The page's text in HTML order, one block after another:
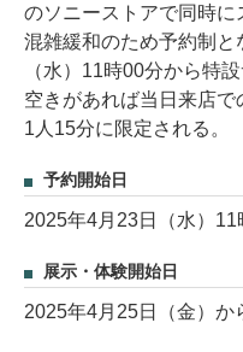
のソニーストアで同時
混雑緩和のため予約制と
（水）11時00分から特
空きがあれば当日来店
1人15分に限定される。
予約開始日
2025年4月23日（水）11
展示・体験開始日
2025年4月25日（金）か